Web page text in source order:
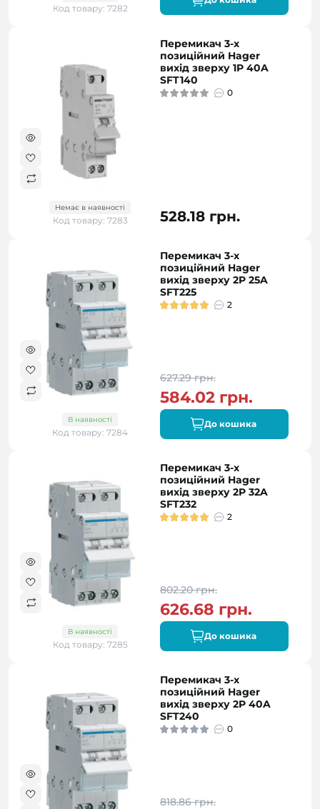
Код товару: 7282
Немає в наявності
Код товару: 7283
Перемикач 3-х
позиційний Hager
вихід зверху 1P 40A
SFT140
0
528.18 грн.
В наявності
Код товару: 7284
Перемикач 3-х
позиційний Hager
вихід зверху 2P 25A
SFT225
2
627.29 грн.
584.02 грн.
До кошика
В наявності
Код товару: 7285
Перемикач 3-х
позиційний Hager
вихід зверху 2P 32A
SFT232
2
802.20 грн.
626.68 грн.
До кошика
Перемикач 3-х
позиційний Hager
вихід зверху 2P 40A
SFT240
0
818.86 грн.